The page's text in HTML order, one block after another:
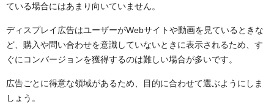
ている場合にはあまり向いていません。
ディスプレイ広告はユーザーがWebサイトや動画を見ているときな
ど、購入や問い合わせを意識していないときに表示されるため、す
ぐにコンバージョンを獲得するのは難しい場合が多いです。
広告ごとに得意な領域があるため、目的に合わせて選ぶようにしま
しょう。